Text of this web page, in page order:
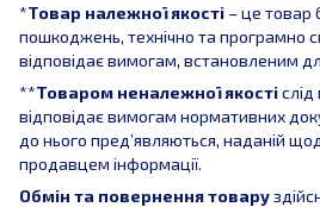
*Товар належної якості – це товар
пошкоджень, технічно та програмно
відповідає вимогам, встановленим для
**Товаром неналежної якості
відповідає вимогам нормативних
до нього пред’являються, наданій
продавцем інформації.
Обмін та повернення товару